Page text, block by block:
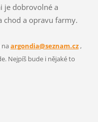
je dobrovolné a
chod a opravu farmy.
argondia@seznam.cz,
Nejpíš bude i nějaké to